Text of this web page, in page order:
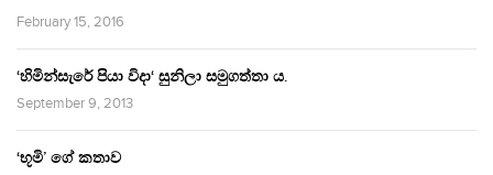
February 15, 2016
‘හිමින්සැරේ පියා විදා‘ සුනිලා සමුගත්තා ය.
September 9, 2013
‘භූමි’ ගේ කතාව